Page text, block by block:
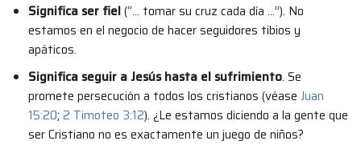
Significa ser fiel(“… tomar su cruz cada día …”). No
estamos en el negocio de hacer seguidores tibios y
apáticos.
Significa seguir a Jesús hasta el sufrimiento. Se
promete persecución a todos los cristianos (véase Juan
15:20; 2 Timoteo 3:12). ¿Le estamos diciendo a la gente que
ser Cristiano no es exactamente un juego de niños?